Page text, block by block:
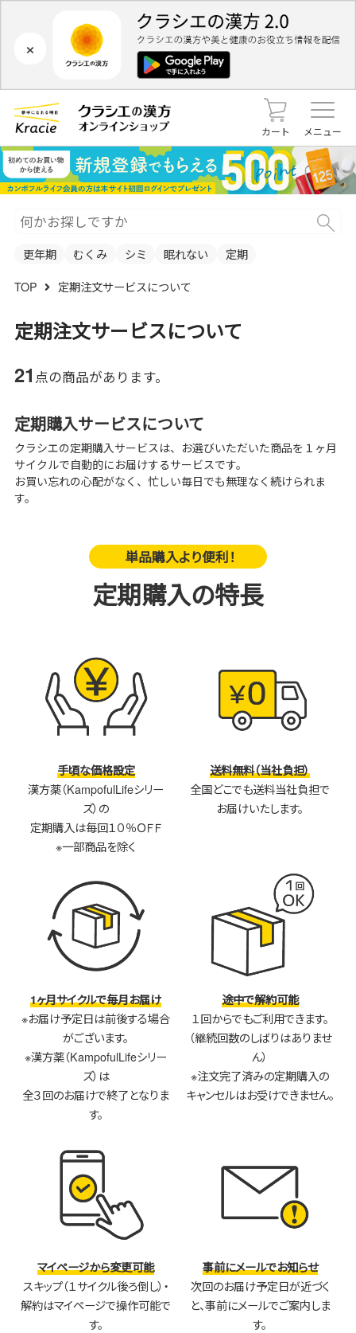
×
カート メニュー
更年期 むくみ シミ 眠れない 定期
TOP 定期注文サービスについて
定期注文サービスについて
21 点の商品があります。
定期購入サービスについて
クラシエの定期購入サービスは、お選びいただいた商品を１ヶ月
サイクルで自動的にお届けするサービスです。
お買い忘れの心配がなく、忙しい毎日でも無理なく続けられま
す。
単品購入より便利！
定期購入の特長
手頃な価格設定
漢方薬（KampofulLifeシリー
ズ）の
定期購入は毎回１０％ＯＦＦ
※一部商品を除く
送料無料（当社負担）
全国どこでも送料当社負担で
お届けいたします。
1ヶ月サイクルで毎月お届け
※お届け予定日は前後する場合
がございます。
※漢方薬（KampofulLifeシリー
ズ）は
全３回のお届けで終了となりま
す。
途中で解約可能
１回からでもご利用できます。
（継続回数のしばりはありませ
ん）
※注文完了済みの定期購入の
キャンセルはお受けできません。
マイページから変更可能
スキップ（１サイクル後ろ倒し）・
解約はマイページで操作可能で
す。
事前にメールでお知らせ
次回のお届け予定日が近づく
と、事前にメールでご案内しま
す。